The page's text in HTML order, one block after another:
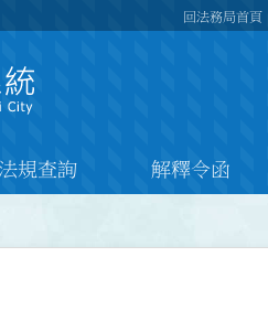
回法務局首頁
法規查詢 解釋令函